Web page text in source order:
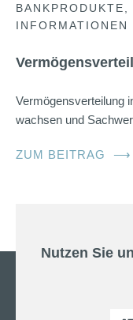
BANKPRODUKTE
INFORMATIONEN
Vermögensverteilung
wachsen und
ZUM BEITRAG ⟶
Nutzen Sie